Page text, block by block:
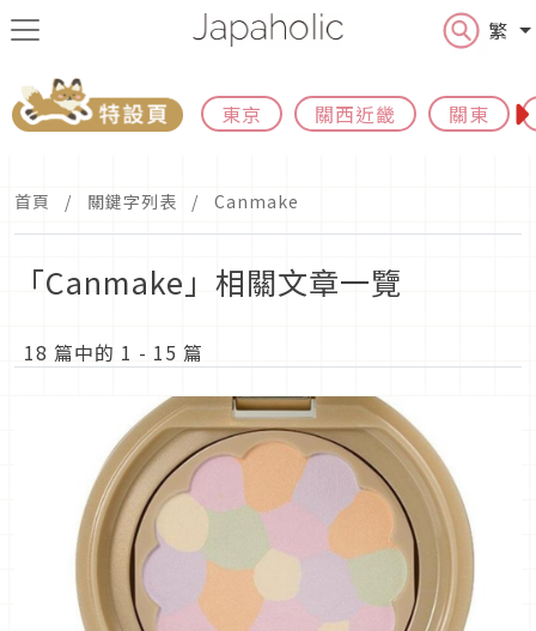
繁
東京 關西近畿 關東
首頁 關鍵字列表 Canmake
「Canmake」相關文章一覽
18 篇中的 1 - 15 篇